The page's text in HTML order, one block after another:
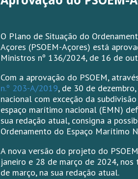
O Plano de Situação do
Açores (PSOEM-Açores) está
Ministros nº 136/2024, de 16 de
Com a aprovação do PSOEM,
n.º 203-A/2019, de 30 de
nacional com exceção da
espaço marítimo nacional (EMN)
sua redação atual, consigna a
Ordenamento do Espaço Marítimo
A nova versão do projeto do
janeiro e 28 de março de 2024,
de março, na sua redação atual.